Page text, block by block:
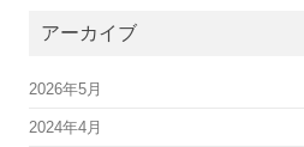
アーカイブ
2026年5月
2024年4月